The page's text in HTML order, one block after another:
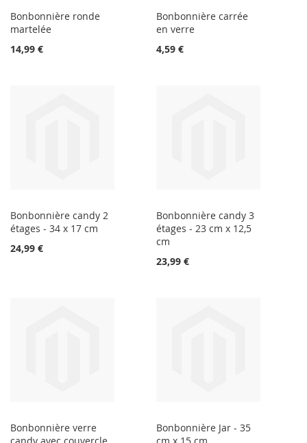
Bonbonnière ronde
martelée
14,99 €
Bonbonnière carrée
en verre
4,59 €
Bonbonnière candy 2
étages - 34 x 17 cm
24,99 €
Bonbonnière candy 3
étages - 23 cm x 12,5
cm
23,99 €
Bonbonnière verre
Bonbonnière Jar - 35